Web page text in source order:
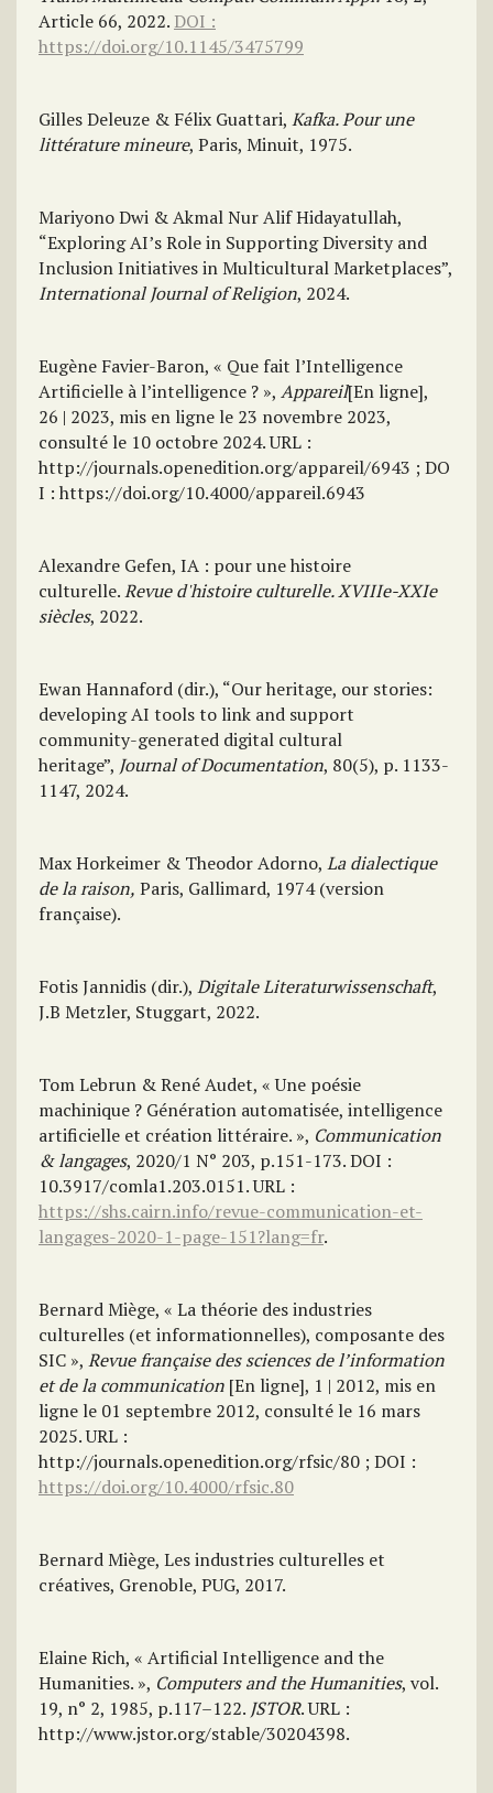
Article 66, 2022. DOI :
https://doi.org/10.1145/3475799
Gilles Deleuze & Félix Guattari, Kafka. Pour une
littérature mineure, Paris, Minuit, 1975.
Mariyono Dwi & Akmal Nur Alif Hidayatullah,
“Exploring AI’s Role in Supporting Diversity and
Inclusion Initiatives in Multicultural Marketplaces”,
International Journal of Religion, 2024.
Eugène Favier-Baron, « Que fait l’Intelligence
Artificielle à l’intelligence ? », Appareil[En ligne],
26 | 2023, mis en ligne le 23 novembre 2023,
consulté le 10 octobre 2024. URL :
http://journals.openedition.org/appareil/6943 ; DO
I : https://doi.org/10.4000/appareil.6943
Alexandre Gefen, IA : pour une histoire
culturelle.Revue d'histoire culturelle. XVIIIe-XXIe
siècles, 2022.
Ewan Hannaford (dir.), “Our heritage, our stories:
developing AI tools to link and support
community-generated digital cultural
heritage”, Journal of Documentation, 80(5), p. 1133-
1147, 2024.
Max Horkeimer & Theodor Adorno, La dialectique
de la raison, Paris, Gallimard, 1974 (version
française).
Fotis Jannidis (dir.), Digitale Literaturwissenschaft,
J.B Metzler, Stuggart, 2022.
Tom Lebrun & René Audet, « Une poésie
machinique ? Génération automatisée, intelligence
artificielle et création littéraire. », Communication
& langages, 2020/1 N° 203, p.151-173. DOI :
10.3917/comla1.203.0151. URL :
https://shs.cairn.info/revue-communication-et-
langages-2020-1-page-151?lang=fr.
Bernard Miège, « La théorie des industries
culturelles (et informationnelles), composante des
SIC », Revue française des sciences de l’information
et de la communication [En ligne], 1 | 2012, mis en
ligne le 01 septembre 2012, consulté le 16 mars
2025. URL :
http://journals.openedition.org/rfsic/80 ; DOI :
https://doi.org/10.4000/rfsic.80
Bernard Miège, Les industries culturelles et
créatives, Grenoble, PUG, 2017.
Elaine Rich, « Artificial Intelligence and the
Humanities. », Computers and the Humanities, vol.
19, n° 2, 1985, p.117–122. JSTOR. URL :
http://www.jstor.org/stable/30204398.